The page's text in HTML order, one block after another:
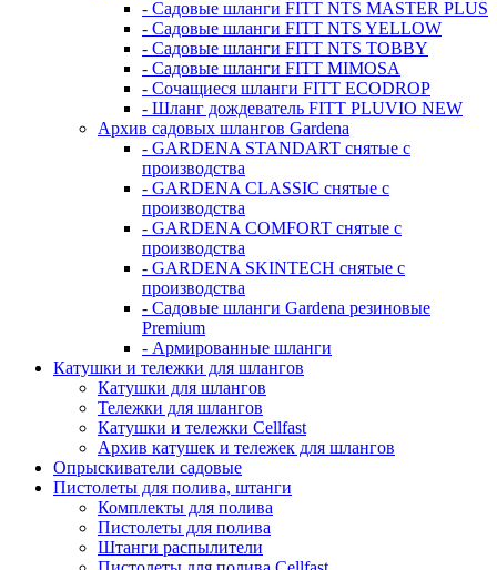
- Садовые шланги FITT NTS MASTER PLUS
- Садовые шланги FITT NTS YELLOW
- Садовые шланги FITT NTS TOBBY
- Садовые шланги FITT MIMOSA
- Сочащиеся шланги FITT ECODROP
- Шланг дождеватель FITT PLUVIO NEW
Архив садовых шлангов Gardena
- GARDENA STANDART снятые с
производства
- GARDENA CLASSIC снятые с
производства
- GARDENA COMFORT снятые с
производства
- GARDENA SKINTECH снятые с
производства
- Садовые шланги Gardena резиновые
Premium
- Армированные шланги
Катушки и тележки для шлангов
Катушки для шлангов
Тележки для шлангов
Катушки и тележки Cellfast
Архив катушек и тележек для шлангов
Опрыскиватели садовые
Пистолеты для полива, штанги
Комплекты для полива
Пистолеты для полива
Штанги распылители